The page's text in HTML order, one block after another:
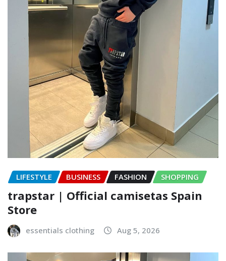
LIFESTYLE BUSINESS FASHION SHOPPING
trapstar | Official camisetas Spain
Store
essentials clothing Aug 5, 2026